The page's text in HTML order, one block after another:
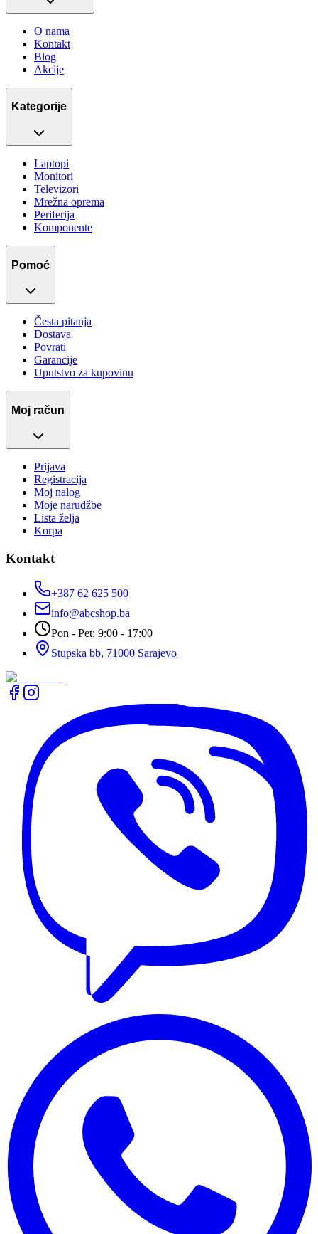
O nama
Kontakt
Blog
Akcije
Kategorije
Laptopi
Monitori
Televizori
Mrežna oprema
Periferija
Komponente
Pomoć
Česta pitanja
Dostava
Povrati
Garancije
Uputstvo za kupovinu
Moj račun
Prijava
Registracija
Moj nalog
Moje narudžbe
Lista želja
Korpa
Kontakt
+387 62 625 500
info@abcshop.ba
Pon - Pet: 9:00 - 17:00
Stupska bb, 71000 Sarajevo